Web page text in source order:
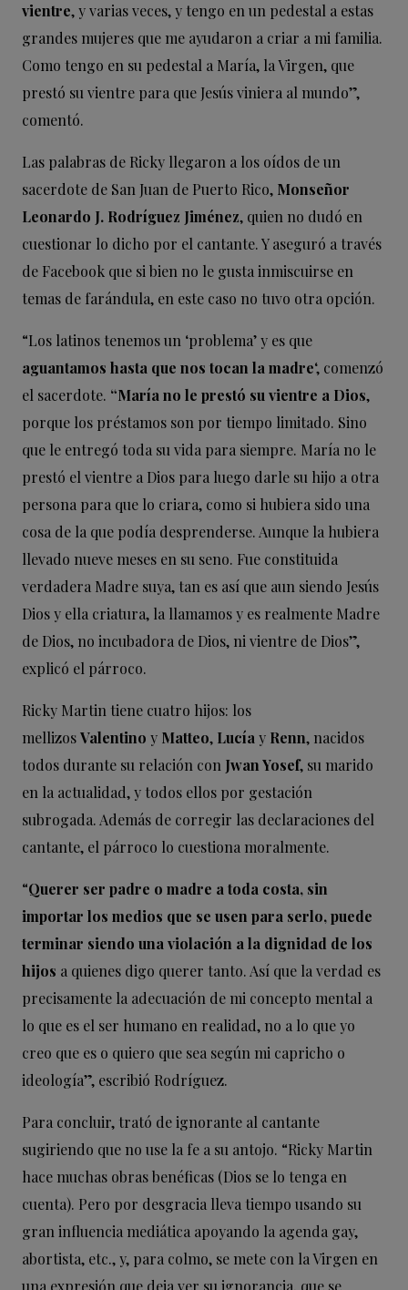
vientre, y varias veces, y tengo en un pedestal a estas
grandes mujeres que me ayudaron a criar a mi familia.
Como tengo en su pedestal a María, la Virgen, que
prestó su vientre para que Jesús viniera al mundo”,
comentó.
Las palabras de Ricky llegaron a los oídos de un
sacerdote de San Juan de Puerto Rico, Monseñor
Leonardo J. Rodríguez Jiménez, quien no dudó en
cuestionar lo dicho por el cantante. Y aseguró a través
de Facebook que si bien no le gusta inmiscuirse en
temas de farándula, en este caso no tuvo otra opción.
“Los latinos tenemos un ‘problema’ y es que
aguantamos hasta que nos tocan la madre‘, comenzó
el sacerdote. “María no le prestó su vientre a Dios,
porque los préstamos son por tiempo limitado. Sino
que le entregó toda su vida para siempre. María no le
prestó el vientre a Dios para luego darle su hijo a otra
persona para que lo criara, como si hubiera sido una
cosa de la que podía desprenderse. Aunque la hubiera
llevado nueve meses en su seno. Fue constituida
verdadera Madre suya, tan es así que aun siendo Jesús
Dios y ella criatura, la llamamos y es realmente Madre
de Dios, no incubadora de Dios, ni vientre de Dios”,
explicó el párroco.
Ricky Martin tiene cuatro hijos: los
mellizosValentino y Matteo, Lucía y Renn, nacidos
todos durante su relación con Jwan Yosef, su marido
en la actualidad, y todos ellos por gestación
subrogada. Además de corregir las declaraciones del
cantante, el párroco lo cuestiona moralmente.
“Querer ser padre o madre a toda costa, sin
importar los medios que se usen para serlo, puede
terminar siendo una violación a la dignidad de los
hijos a quienes digo querer tanto. Así que la verdad es
precisamente la adecuación de mi concepto mental a
lo que es el ser humano en realidad, no a lo que yo
creo que es o quiero que sea según mi capricho o
ideología”, escribió Rodríguez.
Para concluir, trató de ignorante al cantante
sugiriendo que no use la fe a su antojo. “Ricky Martin
hace muchas obras benéficas (Dios se lo tenga en
cuenta). Pero por desgracia lleva tiempo usando su
gran influencia mediática apoyando la agenda gay,
abortista, etc., y, para colmo, se mete con la Virgen en
una expresión que deja ver su ignorancia, que se